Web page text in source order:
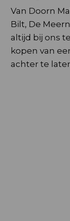
Van Doorn
Bilt, De
altijd bij ons
kopen van
achter te